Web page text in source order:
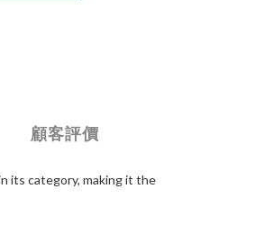
顧客評價
its category, making it the